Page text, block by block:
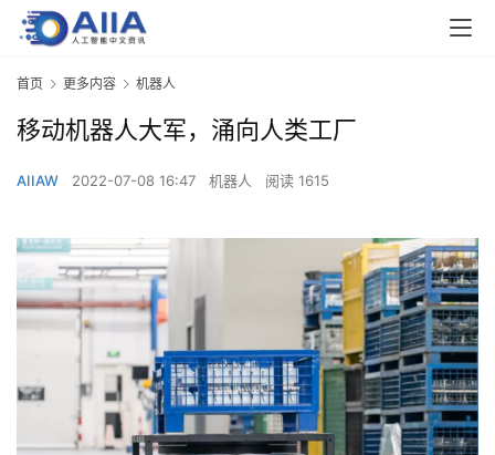
首页 更多内容 机器人
移动机器人大军，涌向人类工厂
AIIAW 2022-07-08 16:47 机器人 阅读 1615